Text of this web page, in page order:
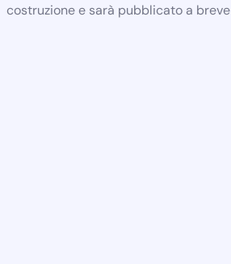
costruzione e sarà pubblicato a breve